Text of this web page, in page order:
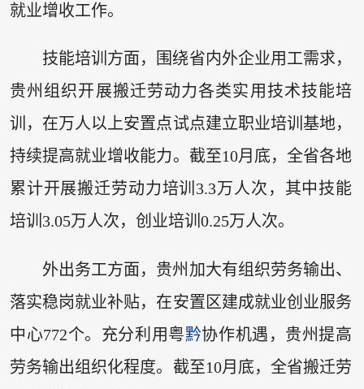
就业增收工作。
技能培训方面，围绕省内外企业用工需求，
贵州组织开展搬迁劳动力各类实用技术技能培
训，在万人以上安置点试点建立职业培训基地，
持续提高就业增收能力。截至10月底，全省各地
累计开展搬迁劳动力培训3.3万人次，其中技能
培训3.05万人次，创业培训0.25万人次。
外出务工方面，贵州加大有组织劳务输出、
落实稳岗就业补贴，在安置区建成就业创业服务
中心772个。充分利用粤黔协作机遇，贵州提高
劳务输出组织化程度。截至10月底，全省搬迁劳